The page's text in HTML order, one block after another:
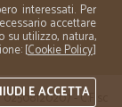
- C.Fisc
interessati. Per
accettare
su utilizzo, natura,
[Cookie Policy]
E ACCETTA